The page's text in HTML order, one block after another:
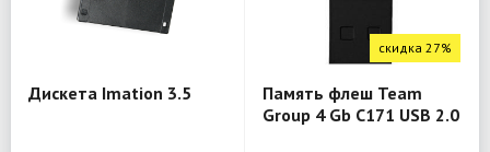
Дискета Imation 3.5
скидка 27%
Память флеш Team
Group 4 Gb C171 USB 2.0